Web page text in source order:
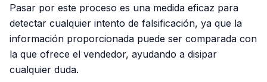
Pasar por este proceso es una medida eficaz para
detectar cualquier intento de falsificación, ya que la
información proporcionada puede ser comparada con
la que ofrece el vendedor, ayudando a disipar
cualquier duda.